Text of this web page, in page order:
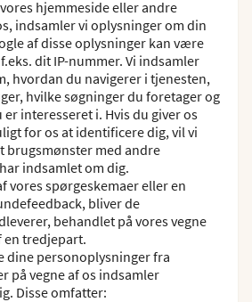
hjemmeside eller andre
indsamler vi oplysninger om din
af disse oplysninger kan være
dit IP-nummer. Vi indsamler
hvordan du navigerer i tjenesten,
hvilke søgninger du foretager og
interesseret i. Hvis du giver os
for os at identificere dig, vil vi
brugsmønster med andre
indsamlet om dig.
vores spørgeskemaer eller en
bliver de
behandlet på vores vegne
en tredjepart.
dine personoplysninger fra
på vegne af os indsamler
Disse omfatter: